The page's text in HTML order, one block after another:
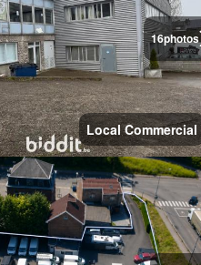
16photos
Local Commercial